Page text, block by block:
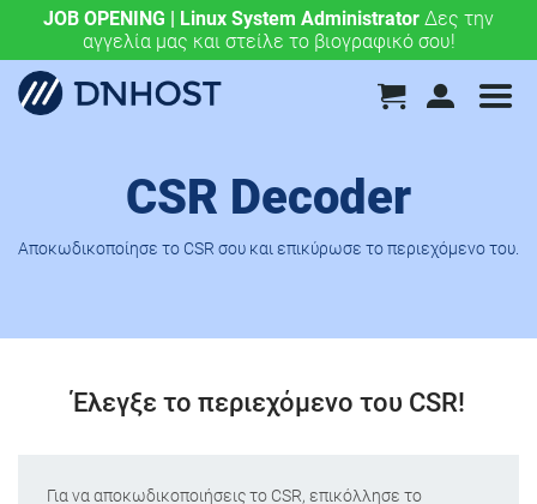
JOB OPENING | Linux System Administrator Δες την
αγγελία μας και στείλε το βιογραφικό σου!
.eu & .ευ domains μόνο 4,90 €/έτος.Χάραξε την
ευρωπαϊκή σου πορεία σήμερα!
CSR Decoder
Αποκωδικοποίησε το CSR σου και επικύρωσε το περιεχόμενο του.
Έλεγξε το περιεχόμενο του CSR!
Για να αποκωδικοποιήσεις το CSR, επικόλλησε το